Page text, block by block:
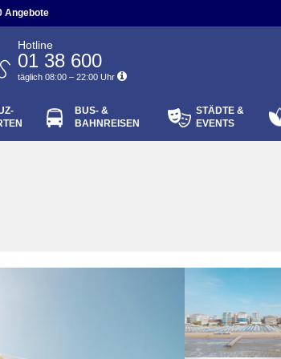
Angebote
Hotline
01 38 600
täglich 08:00 – 22:00 Uhr
BUS- &
BAHNREISEN
STÄDTE &
EVENTS